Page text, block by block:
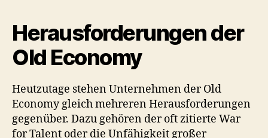
Herausforderungen der
Old Economy
Heutzutage stehen Unternehmen der Old
Economy gleich mehreren Herausforderungen
gegenüber. Dazu gehören der oft zitierte War
for Talent oder die Unfähigkeit großer